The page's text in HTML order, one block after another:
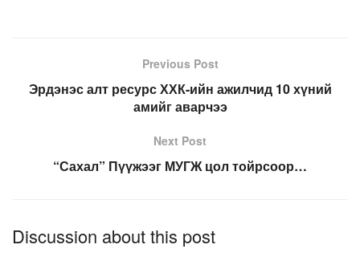
Previous Post
Эрдэнэс алт ресурс ХХК-ийн ажилчид 10 хүний
амийг аварчээ
Next Post
“Сахал” Пүүжээг МУГЖ цол тойрсоор…
Discussion about this post